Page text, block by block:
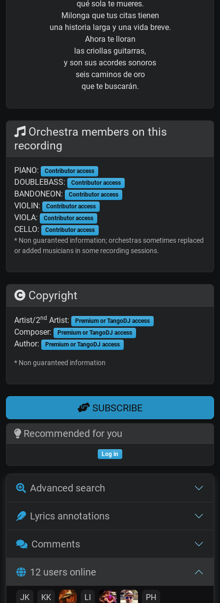
qué sola te mueres.
Milonga que tus citas tienen
una historia larga y una vida breve.
Ahora te lloran
las criollas guitarras,
y son sus acordes sonoros
seis caminos de oro
que te buscarán.
Orchestra members on this
recording
PIANO: Contributor access
DOUBLEBASS: Contributor access
BANDONEON: Contributor access
VIOLIN: Contributor access
VIOLA: Contributor access
CELLO: Contributor access
* Non guaranteed information; orchestras sometimes replaced
or added musicians in some recording sessions.
Copyright
Artist/2nd Artist: Premium or TangoDJ access
Composer: Premium or TangoDJ access
Author: Premium or TangoDJ access
* Non guaranteed information
SUBSCRIBE
Recommended for you
Log in
Advanced search
Lyrics annotations
Comments
12 users online
JK KK LI PH